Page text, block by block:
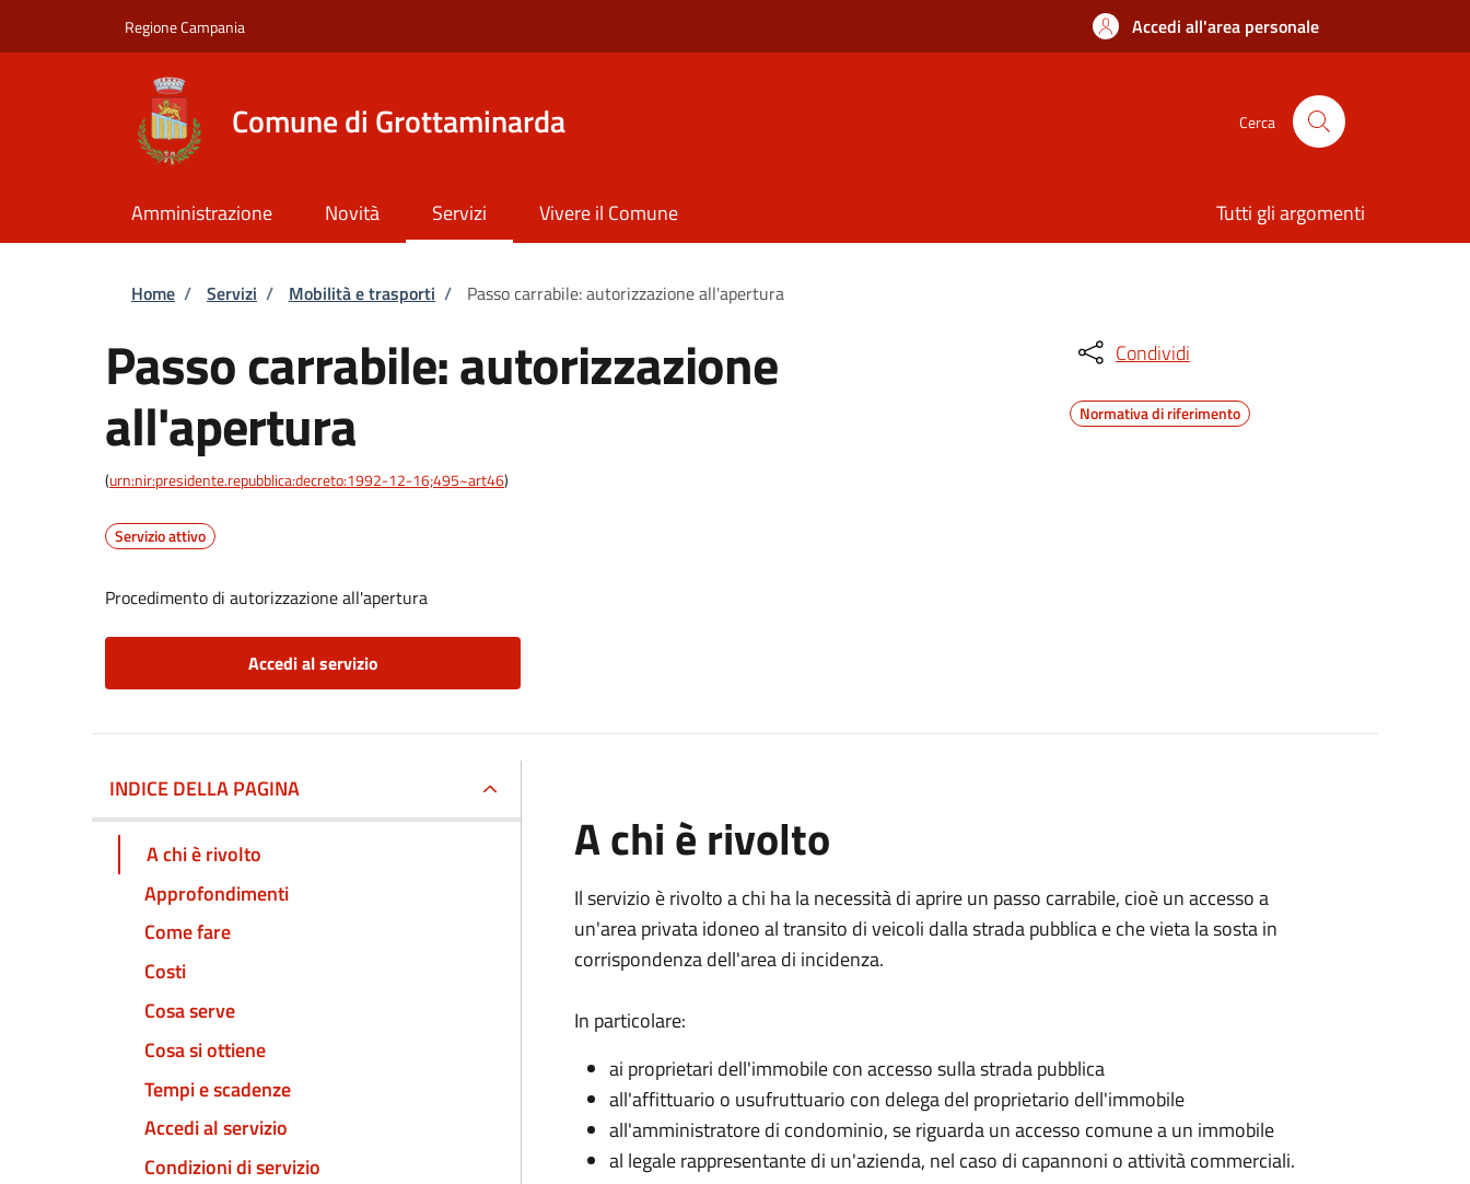
Regione Campania Accedi all'area personale
Comune di Grottaminarda Cerca
Amministrazione Novità Servizi Vivere il Comune Tutti gli argomenti
Briciole di pane
Home / Servizi / Mobilità e trasporti / Passo carrabile: autorizzazione all'apertura
Passo carrabile: autorizzazione
all'apertura
(urn:nir:presidente.repubblica:decreto:1992-12-16;495~art46)
Servizio attivo
Procedimento di autorizzazione all'apertura
Accedi al servizio
Condividi
Normativa di riferimento
INDICE DELLA PAGINA
A chi è rivolto
Approfondimenti
Come fare
Costi
Cosa serve
Cosa si ottiene
Tempi e scadenze
Accedi al servizio
Condizioni di servizio
A chi è rivolto
Il servizio è rivolto a chi ha la necessità di aprire un passo carrabile, cioè un accesso a
un'area privata idoneo al transito di veicoli dalla strada pubblica e che vieta la sosta in
corrispondenza dell'area di incidenza.
In particolare:
ai proprietari dell'immobile con accesso sulla strada pubblica
all'affittuario o usufruttuario con delega del proprietario dell'immobile
all'amministratore di condominio, se riguarda un accesso comune a un immobile
al legale rappresentante di un'azienda, nel caso di capannoni o attività commerciali.